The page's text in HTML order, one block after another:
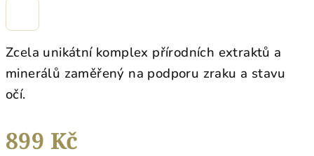
Zcela unikátní komplex přírodních extraktů a
minerálů zaměřený na podporu zraku a stavu
očí.
899 Kč